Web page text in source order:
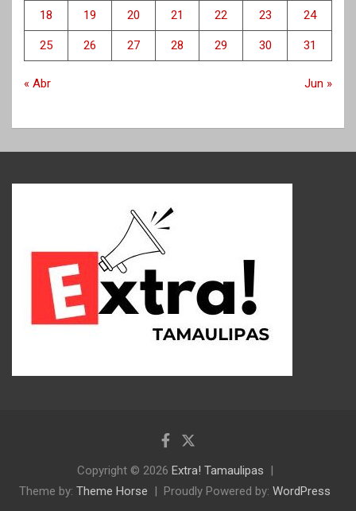
18 19 20 21 22 23 24
25 26 27 28 29 30 31
« Abr Jun »
Copyright © 2026 Extra! Tamaulipas
Theme by: Theme Horse Proudly Powered by: WordPress